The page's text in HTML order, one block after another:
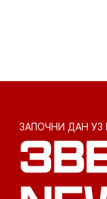
ЗАПОЧНИ ДАН УЗ